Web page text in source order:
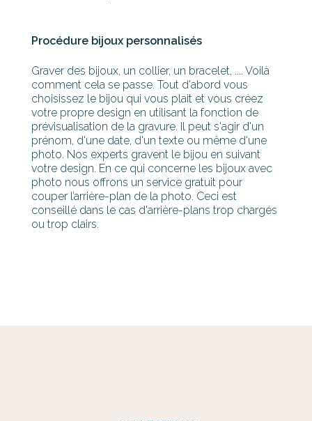
Procédure bijoux personnalisés
Graver des bijoux, un collier, un bracelet, .... Voilà
comment cela se passe. Tout d'abord vous
choisissez le bijou qui vous plait et vous créez
votre propre design en utilisant la fonction de
prévisualisation de la gravure. Il peut s'agir d'un
prénom, d'une date, d'un texte ou même d'une
photo. Nos experts gravent le bijou en suivant
votre design. En ce qui concerne les bijoux avec
photo nous offrons un service gratuit pour
couper l’arrière-plan de la photo. Ceci est
conseillé dans le cas d'arrière-plans trop chargés
ou trop clairs.